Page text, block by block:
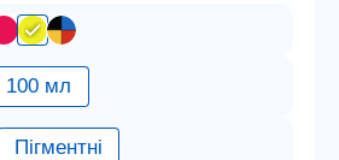
100 мл
Пігментні